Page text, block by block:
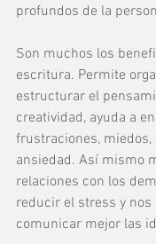
profundos de la
Son muchos los
escritura. Permite
estructurar el
creatividad, ayuda a
frustraciones, miedos,
ansiedad. Así mismo
relaciones con los
reducir el stress y nos
comunicar mejor las